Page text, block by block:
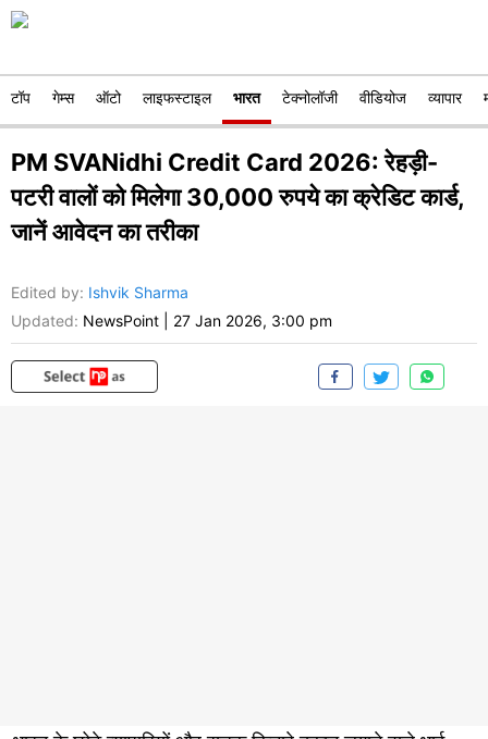
टॉप गेम्स ऑटो लाइफस्टाइल भारत टेक्नोलॉजी वीडियोज व्यापार
PM SVANidhi Credit Card 2026: रेहड़ी-
पटरी वालों को मिलेगा 30,000 रुपये का क्रेडिट कार्ड,
जानें आवेदन का तरीका
Edited by: Ishvik Sharma
Updated: NewsPoint 27 Jan 2026, 3:00 pm